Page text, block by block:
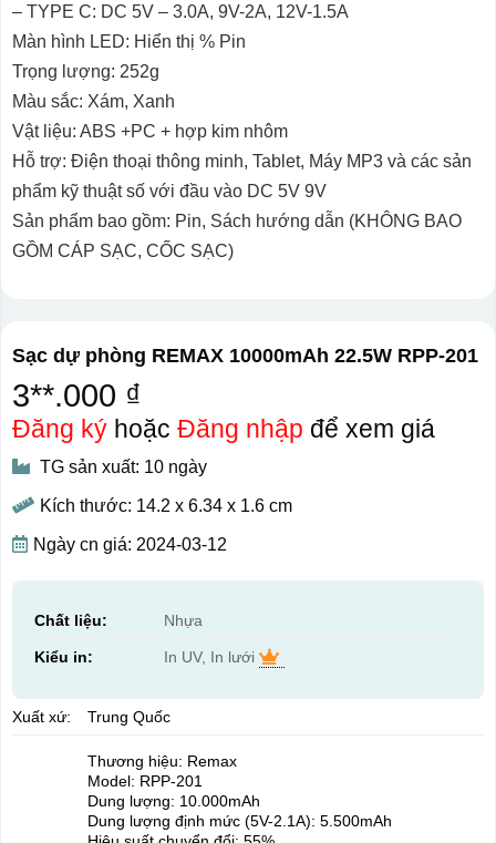
– TYPE C: DC 5V – 3.0A, 9V-2A, 12V-1.5A
Màn hình LED: Hiển thị % Pin
Trọng lượng: 252g
Màu sắc: Xám, Xanh
Vật liệu: ABS +PC + hợp kim nhôm
Hỗ trợ: Điện thoại thông minh, Tablet, Máy MP3 và các sản
phẩm kỹ thuật số với đầu vào DC 5V 9V
Sản phẩm bao gồm: Pin, Sách hướng dẫn (KHÔNG BAO
GỒM CÁP SẠC, CỐC SẠC)
Sạc dự phòng REMAX 10000mAh 22.5W RPP-201
3**.000 ₫
Đăng kýhoặc Đăng nhập để xem giá
TG sản xuất: 10 ngày
Kích thước: 14.2 x 6.34 x 1.6 cm
Ngày cn giá: 2024-03-12
Chất liệu: Nhựa
Kiểu in: In UV, In lưới
Xuất xứ: Trung Quốc
Thương hiệu: Remax
Model: RPP-201
Dung lượng: 10.000mAh
Dung lượng định mức (5V-2.1A): 5.500mAh